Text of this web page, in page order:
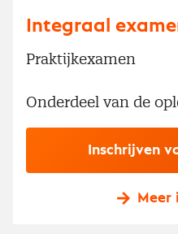
Integraal
Praktijkexamen
Onderdeel van de
Inschrijven
Meer